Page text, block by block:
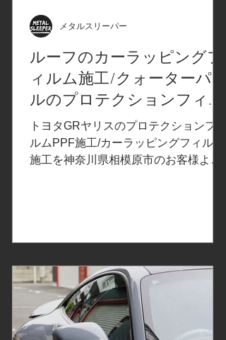
お待ちしております。カーラッピング/
フィルムPPFの施工は、メタルスリー
パーへお気軽にお問合せくださいま
せ。 252-0231 神奈川県相模原市中央
ルーフのカーラッピングフ
ィルム施工/クォーターパネ
ルのプロテクションフィル
ム施工/ストーンガード/飛
び石保護/TOYOTA トヨタ GR
YARIS ヤリス/神奈川県相模
トヨタGRヤリスのプロテクションフィ
ルムPPF施工/カーラッピングフィルム
施工を神奈川県相模原市のお客様より
合わせで決定したカーラッピングフィ
トプロテクションフィルム プロシリー
ズ 200は、最新のペイントプロテクシ
ョンフィルムです。自動車の塗装を飛
び石や擦り傷、汚れなどから保護しま
メタルスリーパー